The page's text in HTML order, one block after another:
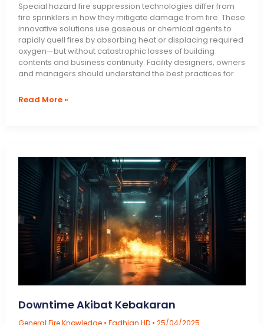
Special hazard fire suppression technologies differ from
fire sprinklers in how they mitigate damage from fire. These
innovative solutions use gaseous or chemical agents to
rapidly quell fires by absorbing heat or displacing required
oxygen—but without catastrophic losses of building
contents and business continuity. Facility designers, owners
and managers should understand the best practices for
Special
Read More »
Downtime Akibat Kebakaran
General Fire Knowledge• Fadhlan HD • 25/04/2025